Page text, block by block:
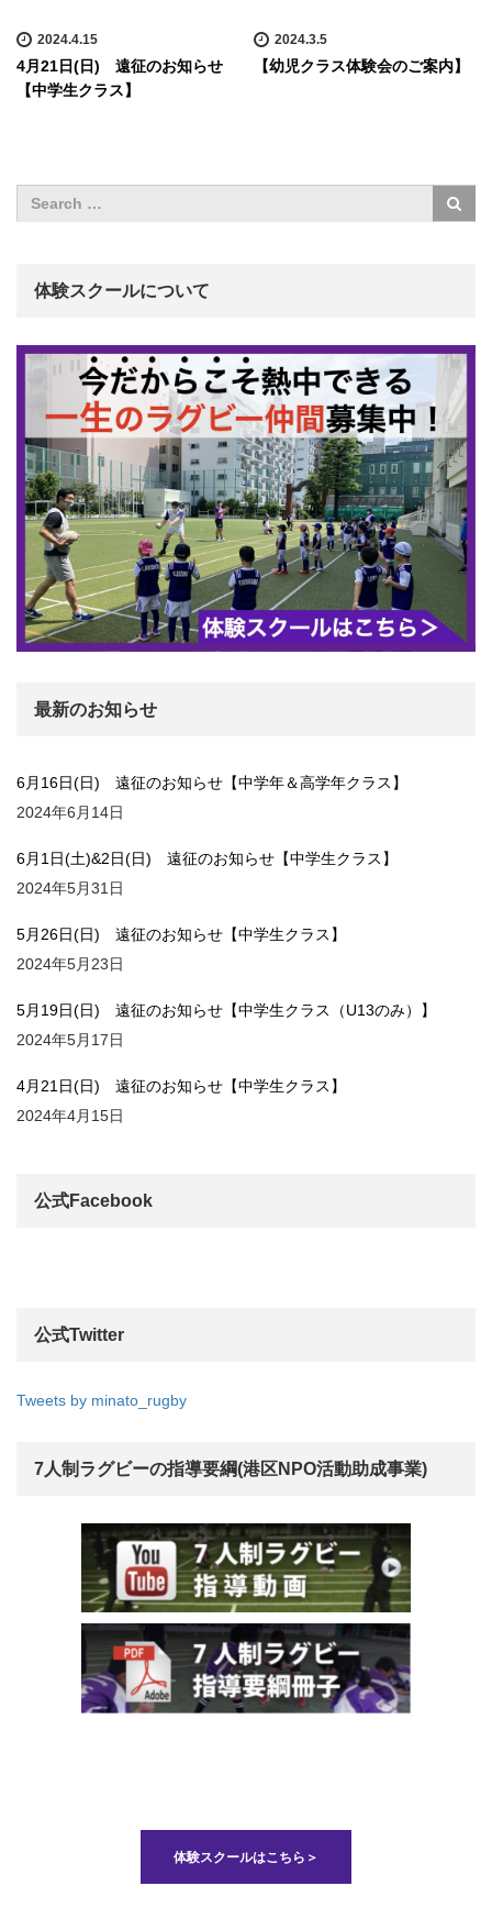
2024.4.15
4月21日(日) 遠征のお知らせ
【中学生クラス】
2024.3.5
【幼児クラス体験会のご案内】
体験スクールについて
最新のお知らせ
6月16日(日) 遠征のお知らせ【中学年＆高学年クラス】
2024年6月14日
6月1日(土)&2日(日) 遠征のお知らせ【中学生クラス】
2024年5月31日
5月26日(日) 遠征のお知らせ【中学生クラス】
2024年5月23日
5月19日(日) 遠征のお知らせ【中学生クラス（U13のみ）】
2024年5月17日
4月21日(日) 遠征のお知らせ【中学生クラス】
2024年4月15日
公式Facebook
公式Twitter
Tweets by minato_rugby
7人制ラグビーの指導要綱(港区NPO活動助成事業)
体験スクールはこちら＞